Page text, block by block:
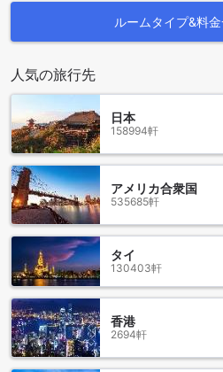
シンプルでありながら居心地の良
アゴダでエデンセンターホームの
約体験を享受できます。手間いら
り、旅行計画に集中することがで
するための第一歩を踏み出せます。
ベルヴァーロシュの魅力を探る
ジュールの中心部に位置するベル
魅力と現代的な活気が融合する美
は、古い建物や美しい広場が点在
力を感じることができます。特に
場は、地元の人々や観光客で賑わ
ち並んでいます。ここでは、ハン
しむことができるレストランや、
扱う店舗が充実しています。
また、ベルヴァーロシュは文化的
ルが頻繁に行われる場所でもあり
トフェアが開催され、地元のアー
ルームタイプ&料
人気の旅行先
日本
158994軒
アメリカ合衆国
535685軒
タイ
130403軒
香港
2694軒